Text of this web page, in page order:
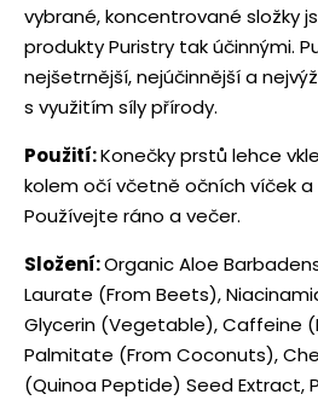
vybrané, koncentrované složky
produkty Puristry tak účinnými.
nejšetrnější, nejúčinnější a
s využitím síly přírody.
Použití:Konečky prstů lehce
kolem očí včetně očních víček
Používejte ráno a večer.
Složení:Organic Aloe
Laurate (From Beets),
Glycerin (Vegetable), Caffeine
Palmitate (From Coconuts),
(Quinoa Peptide) Seed Extract,